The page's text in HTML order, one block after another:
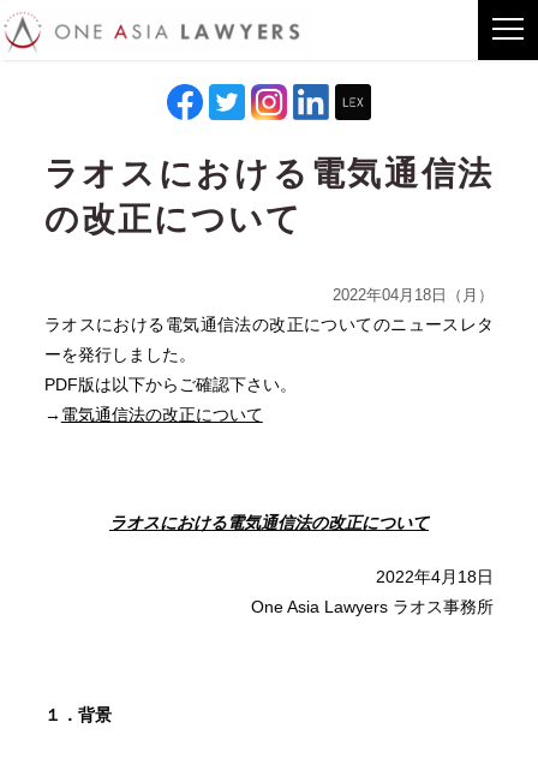
ラオスにおける電気通信法
の改正について
2022年04月18日（月）
ラオスにおける電気通信法の改正についてのニュースレタ
ーを発行しました。
PDF版は以下からご確認下さい。
→ 電気通信法の改正について
ラオスにおける電気通信法の改正について
2022年4月18日
One Asia Lawyers ラオス事務所
１．背景